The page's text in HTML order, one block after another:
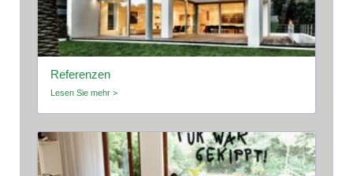
Referenzen
Lesen Sie mehr >